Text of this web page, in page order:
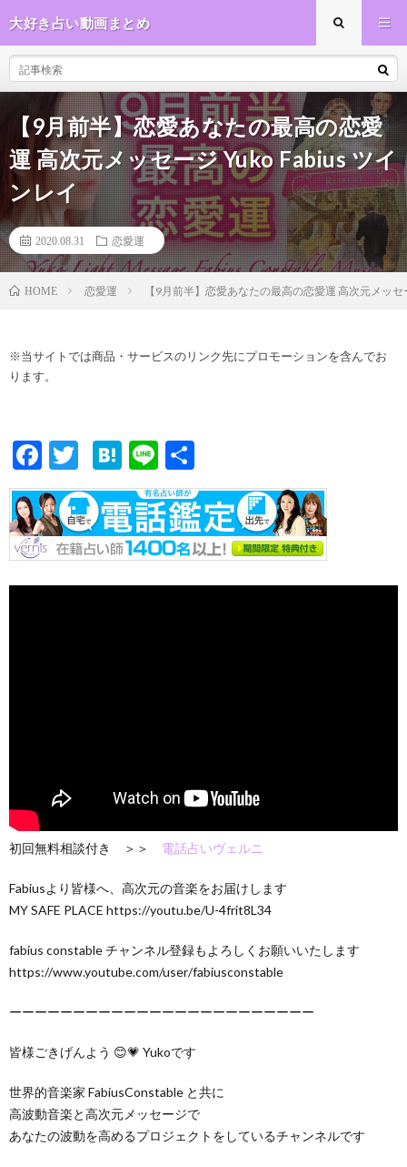
大好き占い動画まとめ
【9月前半】恋愛あなたの最高の恋愛
運 高次元メッセージ Yuko Fabius ツイ
ンレイ
2020.08.31 恋愛運
HOME 恋愛運 【9月前半】恋愛あなたの最高の恋愛運 高次元メッ
※当サイトでは商品・サービスのリンク先にプロモーションを含んでお
ります。
F
ac
e
b
o
T
w
itt
er
H
at
e
n
a
Li
n
e
有
初回無料相談付き ＞＞ 電話占いヴェルニ
Fabiusより皆様へ、高次元の音楽をお届けします
MY SAFE PLACE https://youtu.be/U-4frit8L34
fabius constable チャンネル登録もよろしくお願いいたします
https://www.youtube.com/user/fabiusconstable
ーーーーーーーーーーーーーーーーーーーーーーーー
皆様ごきげんよう 😊💗 Yukoです
世界的音楽家 FabiusConstable と共に
高波動音楽と高次元メッセージで
あなたの波動を高めるプロジェクトをしているチャンネルです